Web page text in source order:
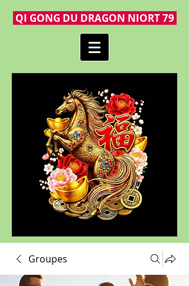
QI GONG DU DRAGON NIORT 79
Groupes